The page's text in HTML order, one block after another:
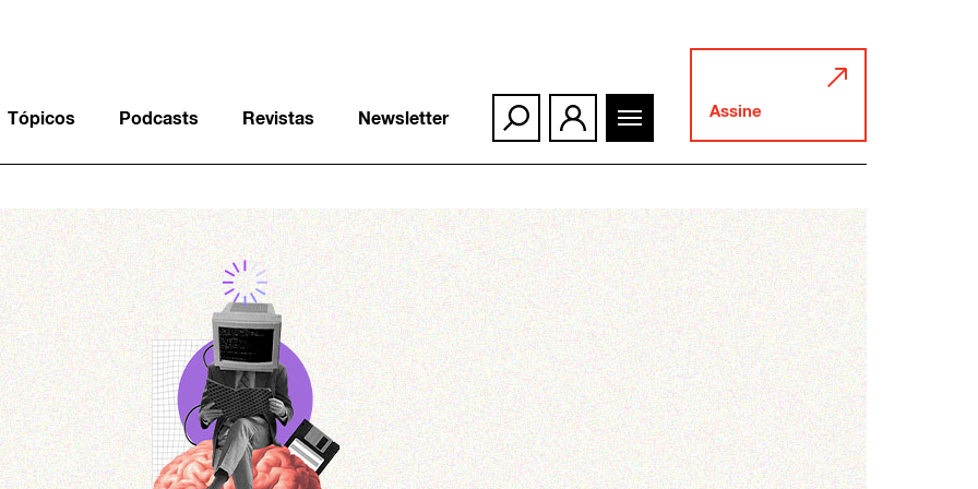
Tópicos Podcasts Revistas Newsletter Assine